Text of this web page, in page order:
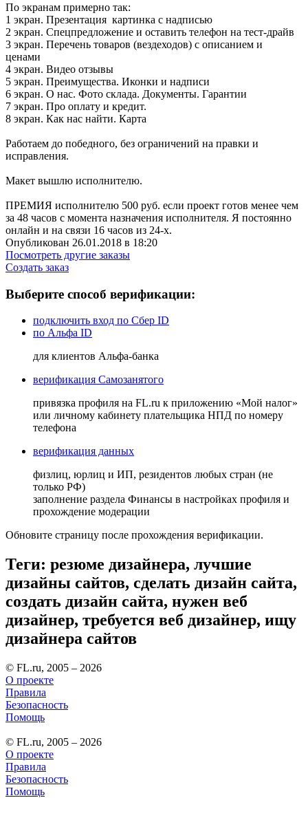
По экранам примерно так:
1 экран. Презентация картинка с надписью
2 экран. Спецпредложение и оставить телефон на тест-драйв
3 экран. Перечень товаров (вездеходов) с описанием и
ценами
4 экран. Видео отзывы
5 экран. Преимущества. Иконки и надписи
6 экран. О нас. Фото склада. Документы. Гарантии
7 экран. Про оплату и кредит.
8 экран. Как нас найти. Карта
Работаем до победного, без ограничений на правки и
исправления.
Макет вышлю исполнителю.
ПРЕМИЯ исполнителю 500 руб. если проект готов менее чем
за 48 часов с момента назначения исполнителя. Я постоянно
онлайн и на связи 16 часов из 24-х.
Опубликован 26.01.2018 в 18:20
Посмотреть другие заказы
Создать заказ
Выберите способ верификации:
подключить вход по Сбер ID
по Альфа ID
для клиентов Альфа-банка
верификация Самозанятого
привязка профиля на FL.ru к приложению «Мой налог»
или личному кабинету плательщика НПД по номеру
телефона
верификация данных
физлиц, юрлиц и ИП, резидентов любых стран (не
только РФ)
заполнение раздела Финансы в настройках профиля и
прохождение модерации
Обновите страницу после прохождения верификации.
Теги: резюме дизайнера, лучшие
дизайны сайтов, сделать дизайн сайта,
создать дизайн сайта, нужен веб
дизайнер, требуется веб дизайнер, ищу
дизайнера сайтов
© FL.ru, 2005 – 2026
О проекте
Правила
Безопасность
Помощь
© FL.ru, 2005 – 2026
О проекте
Правила
Безопасность
Помощь